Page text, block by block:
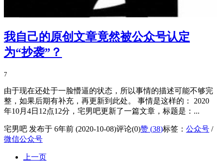
我自己的原创文章竟然被公众号认定
为“抄袭”？
7
由于现在还处于一脸懵逼的状态，所以事情的描述可能不够完
整，如果后期有补充，再更新到此处。 事情是这样的： 2020
年10月4日12点12分，宅男吧更新了一篇文章，标题是：...
宅男吧 发布于 6年前 (2020-10-08)评论(0)赞 (38)标签： 公众号 /
微信公众号
上一页